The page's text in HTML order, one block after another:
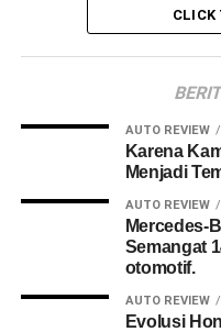
CLICK
AUTO REVIEW
Karena
Menjadi
AUTO REVIEW
Mercedes-
Semangat
otomotif.
AUTO REVIEW
Evolusi